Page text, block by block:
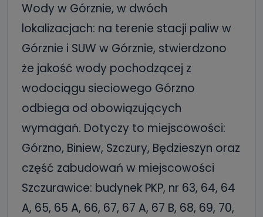
Wody w Górznie, w dwóch
lokalizacjach: na terenie stacji paliw w
Górznie i SUW w Górznie, stwierdzono
że jakość wody pochodzącej z
wodociągu sieciowego Górzno
odbiega od obowiązujących
wymagań. Dotyczy to miejscowości:
Górzno, Biniew, Szczury, Będzieszyn oraz
część zabudowań w miejscowości
Szczurawice: budynek PKP, nr 63, 64, 64
A, 65, 65 A, 66, 67, 67 A, 67 B, 68, 69, 70,